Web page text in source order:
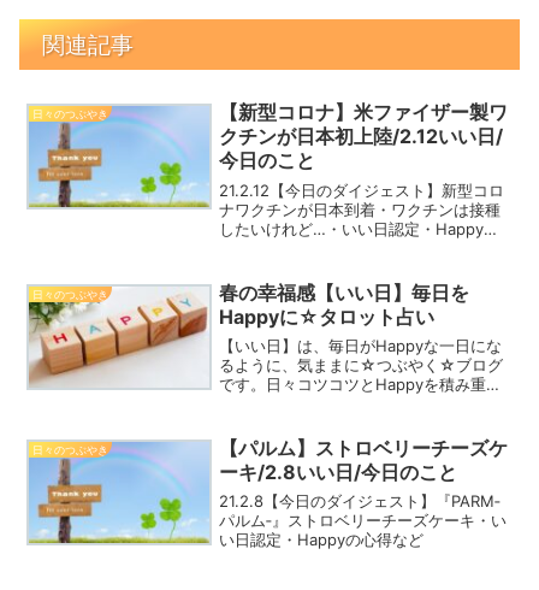
関連記事
日々のつぶやき
【新型コロナ】米ファイザー製ワ
クチンが日本初上陸/2.12いい日/
今日のこと
21.2.12【今日のダイジェスト】新型コロ
ナワクチンが日本到着・ワクチンは接種
したいけれど…・いい日認定・Happyの
日々のつぶやき
春の幸福感【いい日】毎日を
Happyに☆タロット占い
【いい日】は、毎日がHappyな一日にな
るように、気ままに☆つぶやく☆ブログ
です。日々コツコツとHappyを積み重ね
臆病な心・きらめく恋Happy☆つぶやき
お...
日々のつぶやき
【パルム】ストロベリーチーズケ
ーキ/2.8いい日/今日のこと
21.2.8【今日のダイジェスト】『PARM‐
パルム‐』ストロベリーチーズケーキ・い
い日認定・Happyの心得など